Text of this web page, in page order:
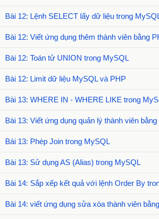
Bài 12: Lệnh SELECT lấy dữ liệu trong
Bài 12: Viết ứng dụng thêm thành viên bằng
Bài 12: Toán tử UNION trong MySQL
Bài 12: Limit dữ liệu MySQL và PHP
Bài 13: WHERE IN - WHERE LIKE trong
Bài 13: Viết ứng dụng quản lý thành viên
Bài 13: Phép Join trong MySQL
Bài 13: Sử dụng AS (Alias) trong MySQL
Bài 14: Sắp xếp kết quả với lệnh Order By
Bài 14: viết ứng dụng sửa xóa thành viên